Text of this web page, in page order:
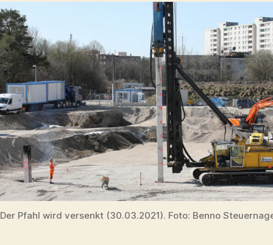
Der Pfahl wird versenkt (30.03.2021). Foto: Benno